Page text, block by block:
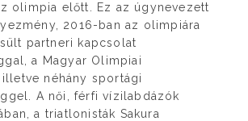
olimpia előtt. Ez az úgynevezett
2016-ban az olimpiára
partneri kapcsolat
a Magyar Olimpiai
néhány sportági
A női, férfi vízilabdázók
a triatlonisták Sakura